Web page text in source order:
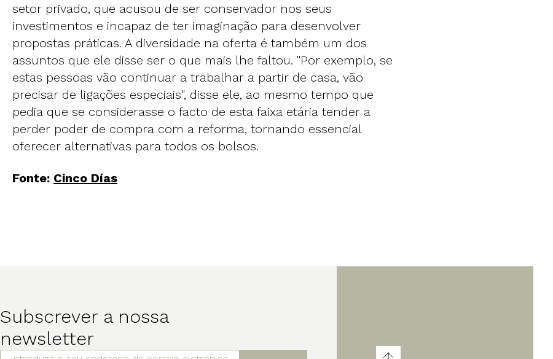
setor privado, que acusou de ser conservador nos seus
investimentos e incapaz de ter imaginação para desenvolver
propostas práticas. A diversidade na oferta é também um dos
assuntos que ele disse ser o que mais lhe faltou. "Por exemplo, se
estas pessoas vão continuar a trabalhar a partir de casa, vão
precisar de ligações especiais", disse ele, ao mesmo tempo que
pedia que se considerasse o facto de esta faixa etária tender a
perder poder de compra com a reforma, tornando essencial
oferecer alternativas para todos os bolsos.
Fonte: Cinco Días
Subscrever a nossa
newsletter